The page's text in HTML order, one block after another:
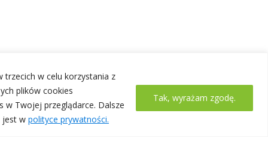
trzecich w celu korzystania z
plików cookies
w Twojej przeglądarce. Dalsze
jest w polityce prywatności.
Tak, wyrażam zgodę.